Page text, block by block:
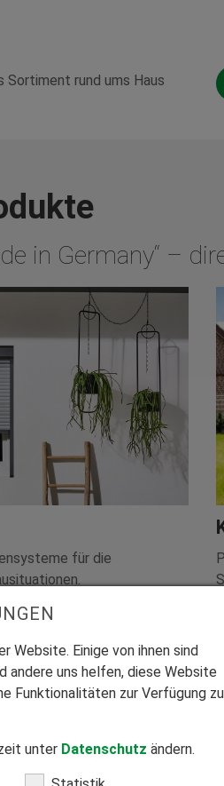
Sortiment rund ums Haus
in Germany“ –
für die
Website. Einige von ihnen sind
andere uns helfen, diese Website
Funktionalitäten zur Verfügung zu
unter Datenschutz ändern.